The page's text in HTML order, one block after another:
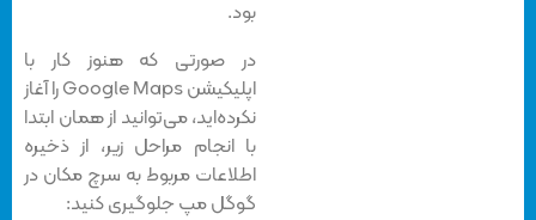
در صورتی که هنوز کار با
اپلیکیشن Google Maps را آغاز
نکرده‌اید، می‌توانید از همان ابتدا
با انجام مراحل زیر، از ذخیره
اطلاعات مربوط به سرچ مکان در
گوگل مپ جلوگیری کنید: